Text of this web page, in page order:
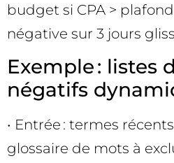
budget si CPA >
négative sur 3 jours
Exemple : listes
négatifs
• Entrée : termes
glossaire de mots à